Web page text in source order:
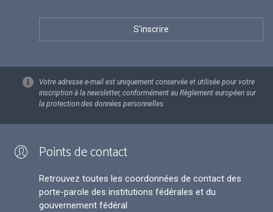
Votre adresse e-mail est uniquement conservée et utilisée pour votre
inscription à la newsletter, conformément au Règlement européen sur
la protection des données personnelles.
Points de contact
Retrouvez toutes les coordonnées de contact des
porte-parole des institutions fédérales et du
gouvernement fédéral.